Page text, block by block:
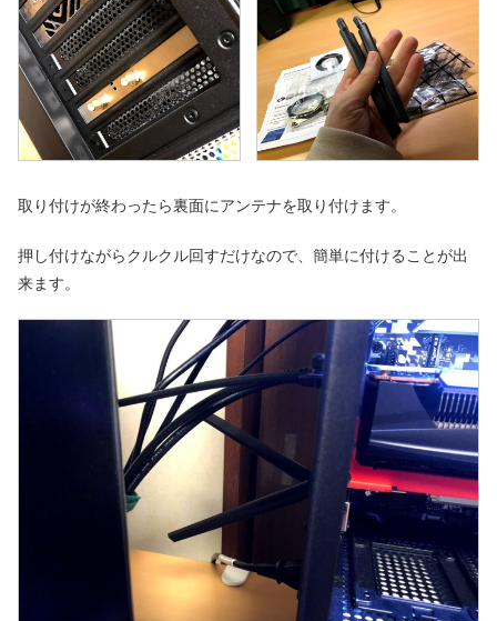
取り付けが終わったら裏面にアンテナを取り付けます。
押し付けながらクルクル回すだけなので、簡単に付けることが出
来ます。